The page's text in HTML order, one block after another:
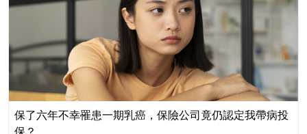
保了六年不幸罹患一期乳癌，保險公司竟仍認定我帶病投